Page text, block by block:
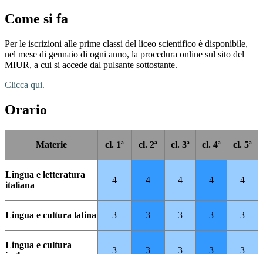
Come si fa
Per le iscrizioni alle prime classi del liceo scientifico è disponibile,
nel mese di gennaio di ogni anno, la procedura online sul sito del
MIUR, a cui si accede dal pulsante sottostante.
Clicca qui.
Orario
Materie cl. 1ª cl. 2ª cl. 3ª cl. 4ª cl. 5ª
Lingua e letteratura
italiana
4 4 4 4 4
Lingua e cultura latina 3 3 3 3 3
Lingua e cultura
3 3 3 3 3